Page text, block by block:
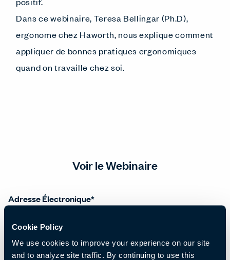
Cookie Policy
We use cookies to improve your experience on our site
and to analyze site traffic. By continuing to use this
Dans ce webinaire, Teresa Bellingar (Ph.D),
ergonome chez Haworth, nous explique comment
appliquer de bonnes pratiques ergonomiques
quand on travaille chez soi.
Voir le Webinaire
Adresse Électronique*
Prénom*